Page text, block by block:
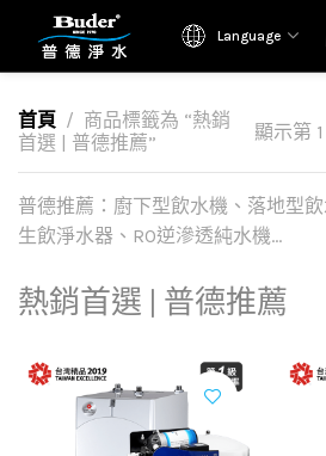
Language
首頁
商品標籤為 “熱銷
首選 | 普德推薦”
顯示第
普德推薦：廚下型飲水機、落地型
生飲淨水器、RO逆滲透純水機…
熱銷首選 | 普德推薦